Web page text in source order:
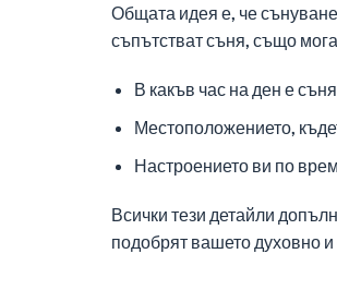
Общата идея е, че
съпътстват съня, също
В какъв час на ден е
Местоположението,
Настроението ви по
Всички тези детайли
подобрят вашето духовно